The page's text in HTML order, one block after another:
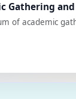
Student